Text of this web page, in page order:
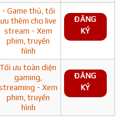
- Game thủ, tối
ưu thêm cho live
stream - Xem
phim, truyền
hình
ĐĂNG
KÝ
Tối ưu toàn diện
gaming,
- Xem
phim, truyền
hình
ĐĂNG
KÝ